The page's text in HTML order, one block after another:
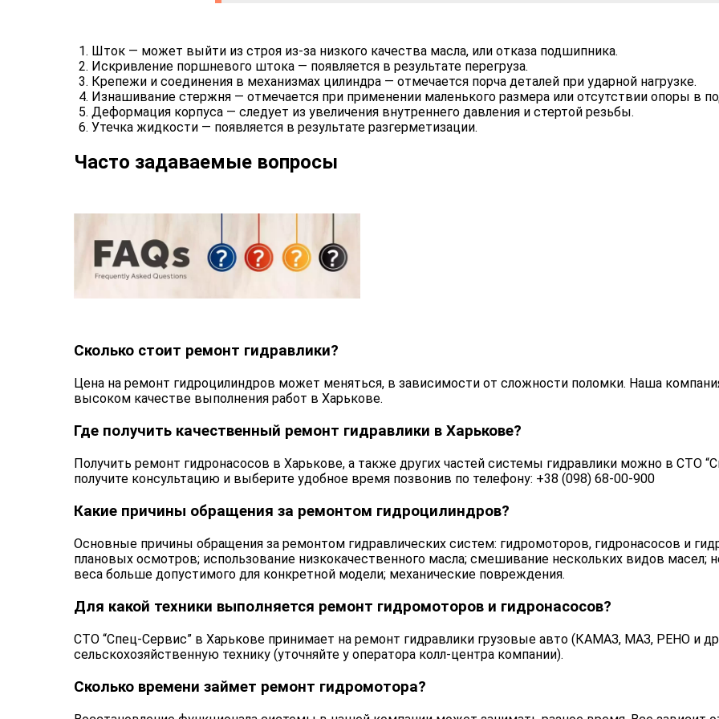
Шток — может выйти из строя из-за низкого качества масла, или отказа подшипника.
Искривление поршневого штока — появляется в результате перегруза.
Крепежи и соединения в механизмах цилиндра — отмечается порча деталей при ударной нагрузке.
Изнашивание стержня — отмечается при применении маленького размера или отсутствии опоры в
Деформация корпуса — следует из увеличения внутреннего давления и стертой резьбы.
Утечка жидкости — появляется в результате разгерметизации.
Часто задаваемые вопросы
Сколько стоит ремонт гидравлики?
Цена на ремонт гидроцилиндров может меняться, в зависимости от сложности поломки. Наша
высоком качестве выполнения работ в Харькове.
Где получить качественный ремонт гидравлики в Харькове?
Получить ремонт гидронасосов в Харькове, а также других частей системы гидравлики можно в СТО
получите консультацию и выберите удобное время позвонив по телефону: +38 (098) 68-00-900
Какие причины обращения за ремонтом гидроцилиндров?
Основные причины обращения за ремонтом гидравлических систем: гидромоторов, гидронасосов и
плановых осмотров; использование низкокачественного масла; смешивание нескольких видов масел;
веса больше допустимого для конкретной модели; механические повреждения.
Для какой техники выполняется ремонт гидромоторов и гидронасосов?
СТО “Спец-Сервис” в Харькове принимает на ремонт гидравлики грузовые авто (КАМАЗ, МАЗ, РЕНО и
сельскохозяйственную технику (уточняйте у оператора колл-центра компании).
Сколько времени займет ремонт гидромотора?